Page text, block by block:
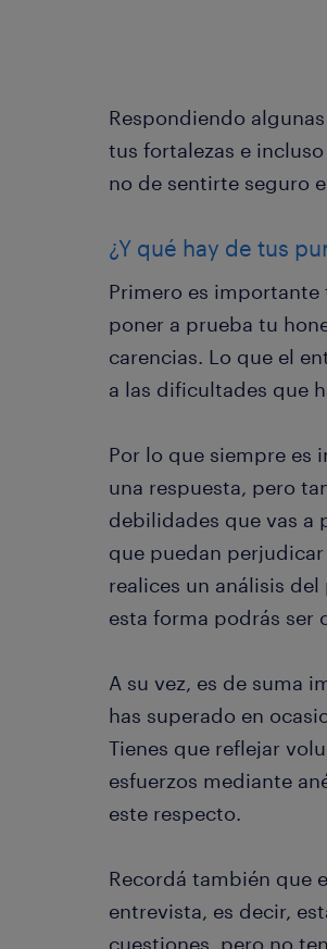
Respondiendo
tus fortalezas e
no de sentirte seguro
¿Y qué hay de tus
Primero es
poner a prueba tu
carencias. Lo que el
a las dificultades que
Por lo que siempre es
una respuesta, pero
debilidades que vas a
que puedan
realices un análisis
esta forma podrás ser
A su vez, es de suma
has superado en
Tienes que reflejar
esfuerzos mediante
este respecto.
Recordá también que
entrevista, es decir,
cuestiones, pero no